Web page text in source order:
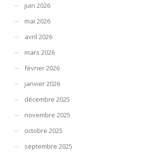
juin 2026
mai 2026
avril 2026
mars 2026
février 2026
janvier 2026
décembre 2025
novembre 2025
octobre 2025
septembre 2025